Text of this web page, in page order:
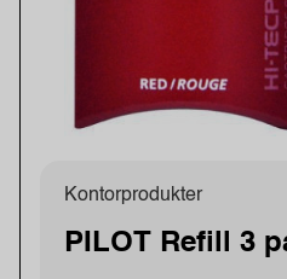
Kontorprodukter
PILOT Refill 3